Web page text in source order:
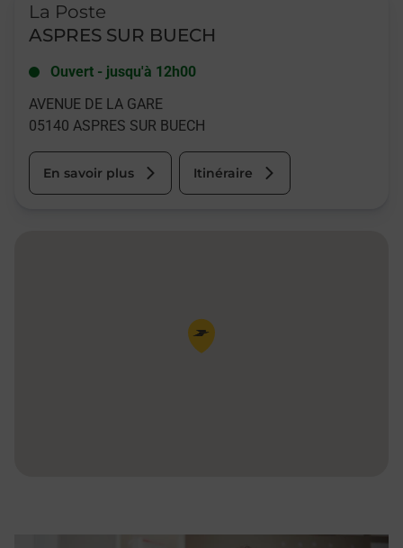
La Poste
ASPRES SUR BUECH
Ouvert - jusqu'à 12h00
AVENUE DE LA GARE
05140 ASPRES SUR BUECH
En savoir plus Itinéraire
Pin de la carte